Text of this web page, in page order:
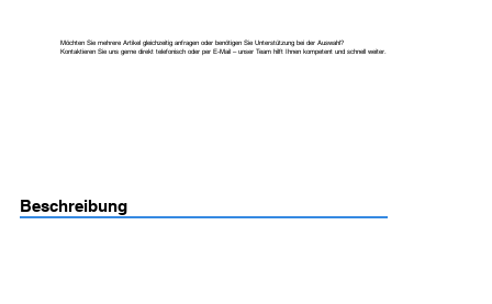
Möchten Sie mehrere Artikel gleichzeitig anfragen oder benötigen Sie Unterstützung bei der Auswahl?
Kontaktieren Sie uns gerne direkt telefonisch oder per E-Mail – unser Team hilft Ihnen kompetent und schnell weiter.
Beschreibung